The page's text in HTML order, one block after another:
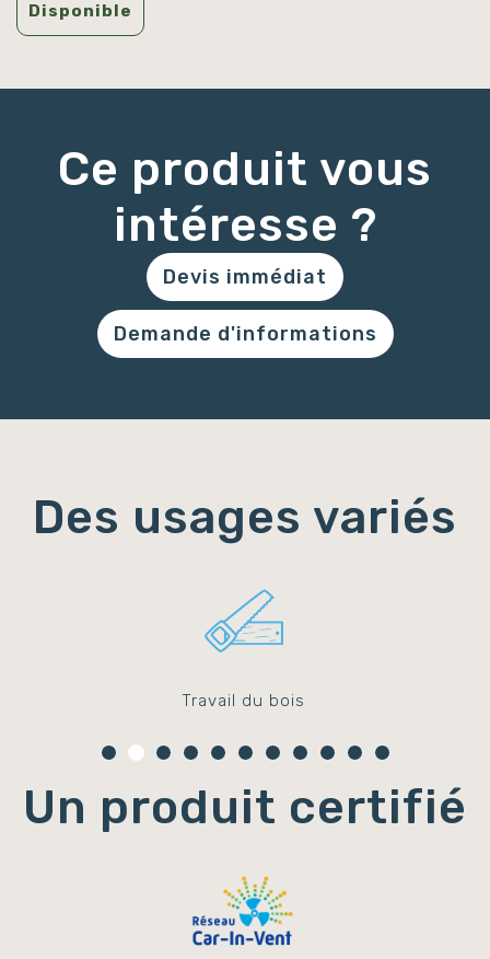
Disponible
Ce produit vous
intéresse ?
Devis immédiat
Demande d'informations
Des usages variés
Travail du bois
Un produit certifié